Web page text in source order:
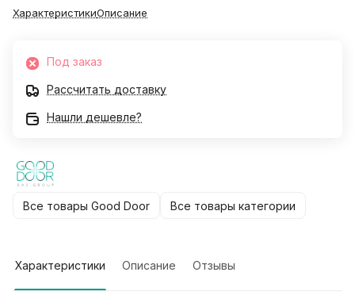
ХарактеристикиОписание
Под заказ
Рассчитать доставку
Нашли дешевле?
Все товары Good Door Все товары категории
Характеристики Описание Отзывы